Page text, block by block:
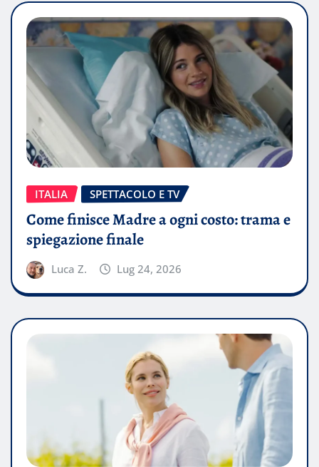
ITALIA SPETTACOLO E TV
Come finisce Madre a ogni costo: trama e
spiegazione finale
Luca Z. Lug 24, 2026